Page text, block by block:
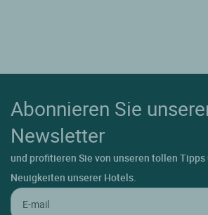
Abonnieren Sie
Newsletter
und profitieren Sie von unseren tollen Tipps
Neuigkeiten unserer Hotels.